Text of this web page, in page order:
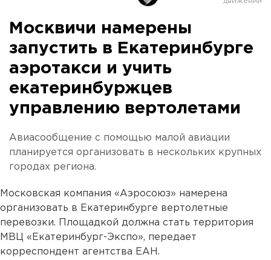
Москвичи намерены
запустить в Екатеринбурге
аэротакси и учить
екатеринбуржцев
управлению вертолетами
Авиасообщение с помощью малой авиации
планируется организовать в нескольких крупных
городах региона.
Московская компания «Аэросоюз» намерена
организовать в Екатеринбурге вертолетные
перевозки. Площадкой должна стать территория
МВЦ «Екатеринбург-Экспо», передает
корреспондент агентства ЕАН.